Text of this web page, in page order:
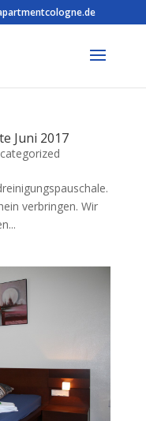
Juni 2017
verbringen. Wir